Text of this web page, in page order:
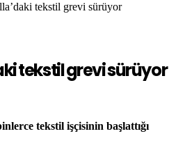
tekstil grevi sürüyor
tekstil grevi sürüyor
tekstil işçisinin başlattığı